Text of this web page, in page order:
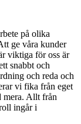
på olika
ge våra kunder
viktiga för oss är
snabbt och
och reda och
vi fika från eget
mera. Allt från
ingår i